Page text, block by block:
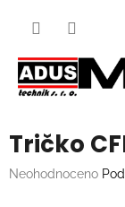
Tričko
Průměrné
Neohodnoceno